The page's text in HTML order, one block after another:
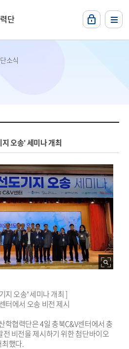
단
소식
오송’ 세미나 개최
지 오송’ 세미나 개최 ]
터에서 오송 비전 제시
학협력단은 4일 충북C&V센터에서 충
전 비전을 제시하기 위한 첨단바이오
했다.